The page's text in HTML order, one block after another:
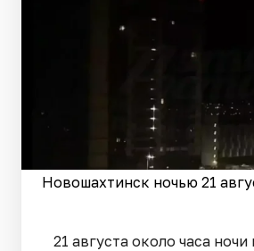
Новошахтинск ночью 21
21 августа около часа